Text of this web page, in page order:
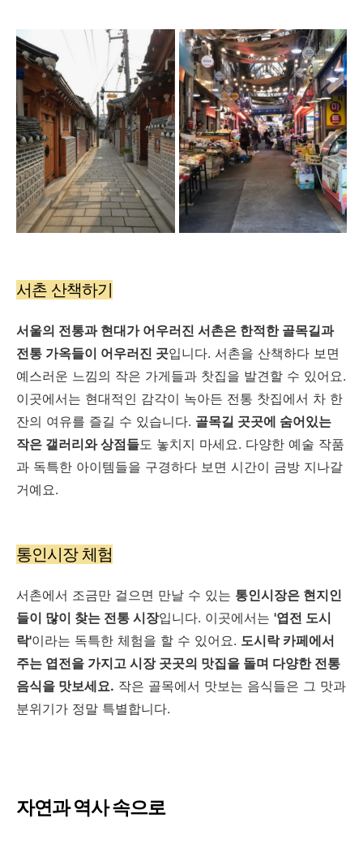
서촌 산책하기
서울의 전통과 현대가 어우러진 서촌은 한적한 골목길과
전통 가옥들이 어우러진 곳입니다. 서촌을 산책하다 보면
예스러운 느낌의 작은 가게들과 찻집을 발견할 수 있어요.
이곳에서는 현대적인 감각이 녹아든 전통 찻집에서 차 한
잔의 여유를 즐길 수 있습니다. 골목길 곳곳에 숨어있는
작은 갤러리와 상점들도 놓치지 마세요. 다양한 예술 작품
과 독특한 아이템들을 구경하다 보면 시간이 금방 지나갈
거예요.
통인시장 체험
서촌에서 조금만 걸으면 만날 수 있는 통인시장은 현지인
들이 많이 찾는 전통 시장입니다. 이곳에서는 '엽전 도시
락'이라는 독특한 체험을 할 수 있어요. 도시락 카페에서
주는 엽전을 가지고 시장 곳곳의 맛집을 돌며 다양한 전통
음식을 맛보세요. 작은 골목에서 맛보는 음식들은 그 맛과
분위기가 정말 특별합니다.
자연과 역사 속으로